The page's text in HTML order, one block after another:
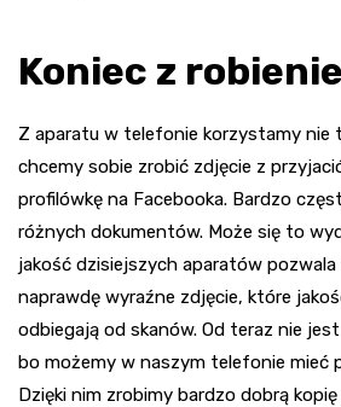
Koniec z
Z aparatu w telefonie korzystamy nie
chcemy sobie zrobić zdjęcie z
profilówkę na Facebooka. Bardzo
różnych dokumentów. Może się to
jakość dzisiejszych aparatów
naprawdę wyraźne zdjęcie, które
odbiegają od skanów. Od teraz nie
bo możemy w naszym telefonie mieć
Dzięki nim zrobimy bardzo dobrą